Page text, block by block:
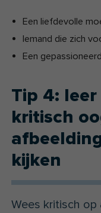
Een liefdevolle
Iemand die zich
Een
Tip 4:
kritisch
kijken
Wees kritisch op